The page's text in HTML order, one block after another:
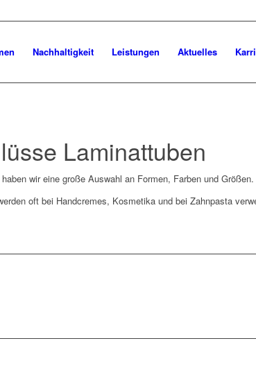
Nachhaltigkeit Leistungen Aktuelles
Laminattuben
wir eine große Auswahl an Formen, Farben und Größen.
oft bei Handcremes, Kosmetika und bei Zahnpasta